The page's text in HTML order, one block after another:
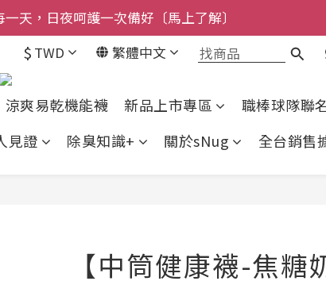
送新品-悠哉斑馬襪〔立即了解〕
送新品-悠哉斑馬襪〔立即了解〕
$ TWD 繁體中文
涼爽易乾機能襪 新品上市專區
職棒球隊聯
見證 除臭知識+ 關於sNug 全台銷售
【中筒健康襪-焦糖